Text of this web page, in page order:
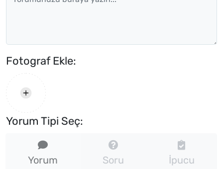
Fotograf Ekle:
Yorum Tipi Seç:
Yorum Soru İpucu